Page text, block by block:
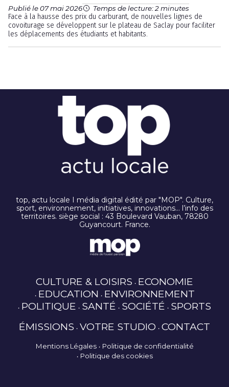
Publié le 07 mai 2026 Temps de lecture: 2 minutes
Face à la hausse des prix du carburant, de nouvelles lignes de
covoiturage se développent sur le plateau de Saclay pour faciliter
les déplacements des étudiants et habitants.
top, actu locale I média digital édité par "MOP". Culture,
sport, environnement, initiatives, innovations… l’info des
territoires. siège social : 43 Boulevard Vauban, 78280
Guyancourt. France.
CULTURE & LOISIRS ECONOMIE
EDUCATION ENVIRONNEMENT
POLITIQUE SANTÉ SOCIÉTÉ SPORTS
ÉMISSIONS VOTRE STUDIO CONTACT
Mentions Légales
Politique de confidentialité
Politique des cookies